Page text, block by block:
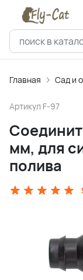
Главная Сад и
Артикул F-97
мм, для
полива